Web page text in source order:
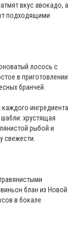
вкус авокадо, а
подходящими
лосось с
в приготовлении
бранчей.
ингредиента
хрустящая
рыбой и
свежести.
блан из Новой
в бокале